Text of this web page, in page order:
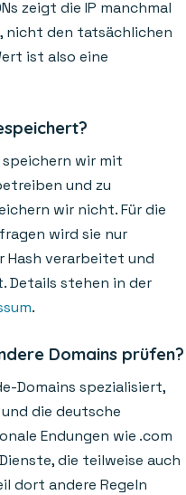
zeigt die IP manchmal
nicht den tatsächlichen
ist also eine
wir mit
und zu
wir nicht. Für die
wird sie nur
Hash verarbeitet und
Details stehen in der
.
Domains prüfen?
Domains spezialisiert,
die deutsche
Endungen wie .com
die teilweise auch
dort andere Regeln